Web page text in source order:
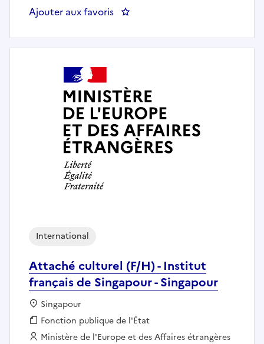
Ajouter aux favoris : Attaché de coopération pour
Attaché culturel (F/H) - Institut
français de Singapour - Singapour
International
Localisation :
Singapour
Fonction publique :
Fonction publique de l'État
Employeur :
Ministère de l'Europe et des Affaires étrangères